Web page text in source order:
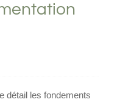
détail les fondements